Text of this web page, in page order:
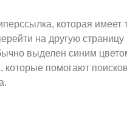
которая имеет
на другую
выделен синим
которые помогают